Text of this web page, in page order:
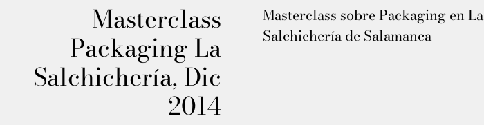
Masterclass
Packaging La
Salchichería, Dic
2014
Masterclass sobre Packaging en La
Salchichería de Salamanca